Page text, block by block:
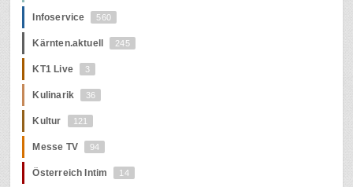
Infoservice 560
Kärnten.aktuell 245
KT1 Live 3
Kulinarik 36
Kultur 121
Messe TV 94
Österreich Intim 14